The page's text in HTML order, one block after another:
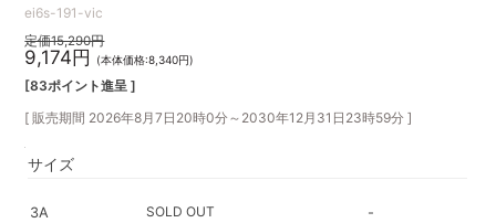
ei6s-191-vic
定価15,290円
9,174円 (本体価格:8,340円)
[83ポイント進呈 ]
[ 販売期間 2026年8月7日20時0分～ 2030年12月31日23時59分 ]
サイズ
3A SOLD OUT -